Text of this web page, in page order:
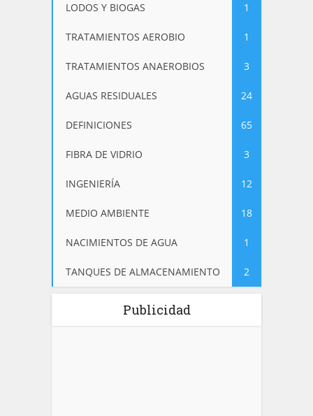
LODOS Y BIOGAS 1
TRATAMIENTOS AEROBIO 1
TRATAMIENTOS ANAEROBIOS 3
AGUAS RESIDUALES 24
DEFINICIONES 65
FIBRA DE VIDRIO 3
INGENIERÍA 12
MEDIO AMBIENTE 18
NACIMIENTOS DE AGUA 1
TANQUES DE ALMACENAMIENTO 2
Publicidad